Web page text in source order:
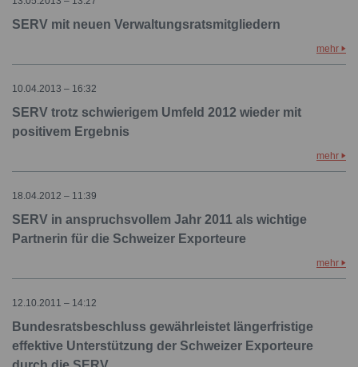
SERV mit neuen Verwaltungsratsmitgliedern
mehr
10.04.2013 – 16:32
SERV trotz schwierigem Umfeld 2012 wieder mit
positivem Ergebnis
mehr
18.04.2012 – 11:39
SERV in anspruchsvollem Jahr 2011 als wichtige
Partnerin für die Schweizer Exporteure
mehr
12.10.2011 – 14:12
Bundesratsbeschluss gewährleistet längerfristige
effektive Unterstützung der Schweizer Exporteure